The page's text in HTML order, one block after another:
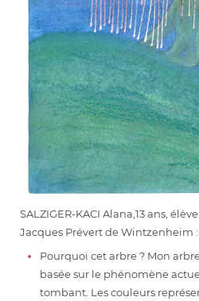
SALZIGER-KACI Alana,13 ans,
Jacques Prévert de Wintzenheim :
Pourquoi cet arbre ? Mon
basée sur le phénomène
tombant. Les couleurs